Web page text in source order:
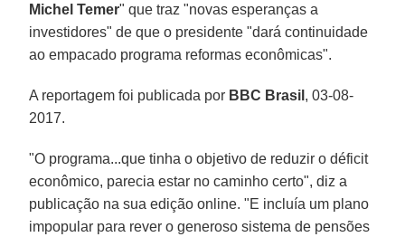
Michel Temer" que traz "novas esperanças a
investidores" de que o presidente "dará continuidade
ao empacado programa reformas econômicas".
A reportagem foi publicada por BBC Brasil , 03-08-
2017.
"O programa...que tinha o objetivo de reduzir o déficit
econômico, parecia estar no caminho certo", diz a
publicação na sua edição online. "E incluía um plano
impopular para rever o generoso sistema de pensões